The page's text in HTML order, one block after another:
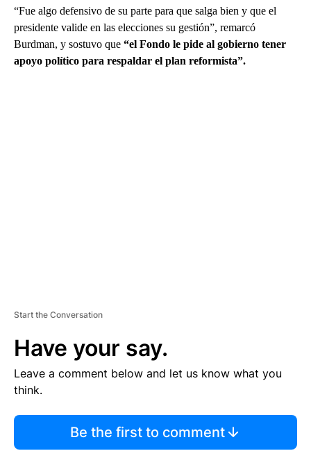
“Fue algo defensivo de su parte para que salga bien y que el
presidente valide en las elecciones su gestión”, remarcó
Burdman, y sostuvo que “el Fondo le pide al gobierno tener
apoyo político para respaldar el plan reformista”.
Start the Conversation
Have your say.
Leave a comment below and let us know what you
think.
Be the first to comment